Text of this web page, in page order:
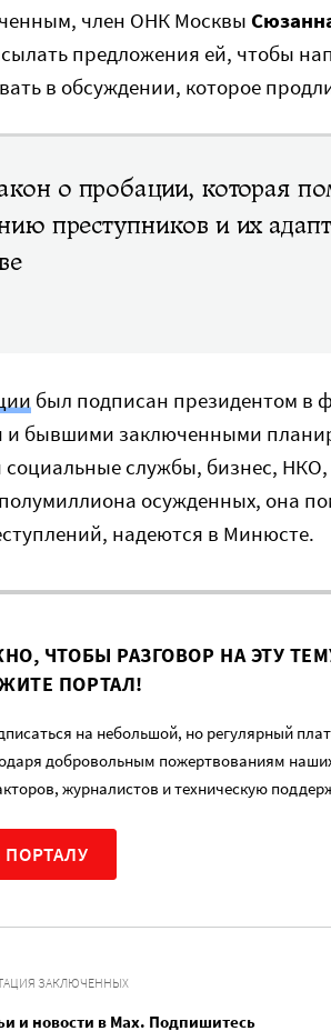
член ОНК Москвы
предложения ей, чтобы
в обсуждении, которое
о пробации, которая
преступников и их
был подписан президентом в
бывшими заключенными
социальные службы, бизнес,
осужденных, она
надеются в Минюсте.
ЧТОБЫ РАЗГОВОР НА ЭТУ
ПОРТАЛ!
на небольшой, но регулярный
добровольным пожертвованиям
журналистов и техническую
ЗАКЛЮЧЕННЫХ
и новости в Max. Подпишитесь